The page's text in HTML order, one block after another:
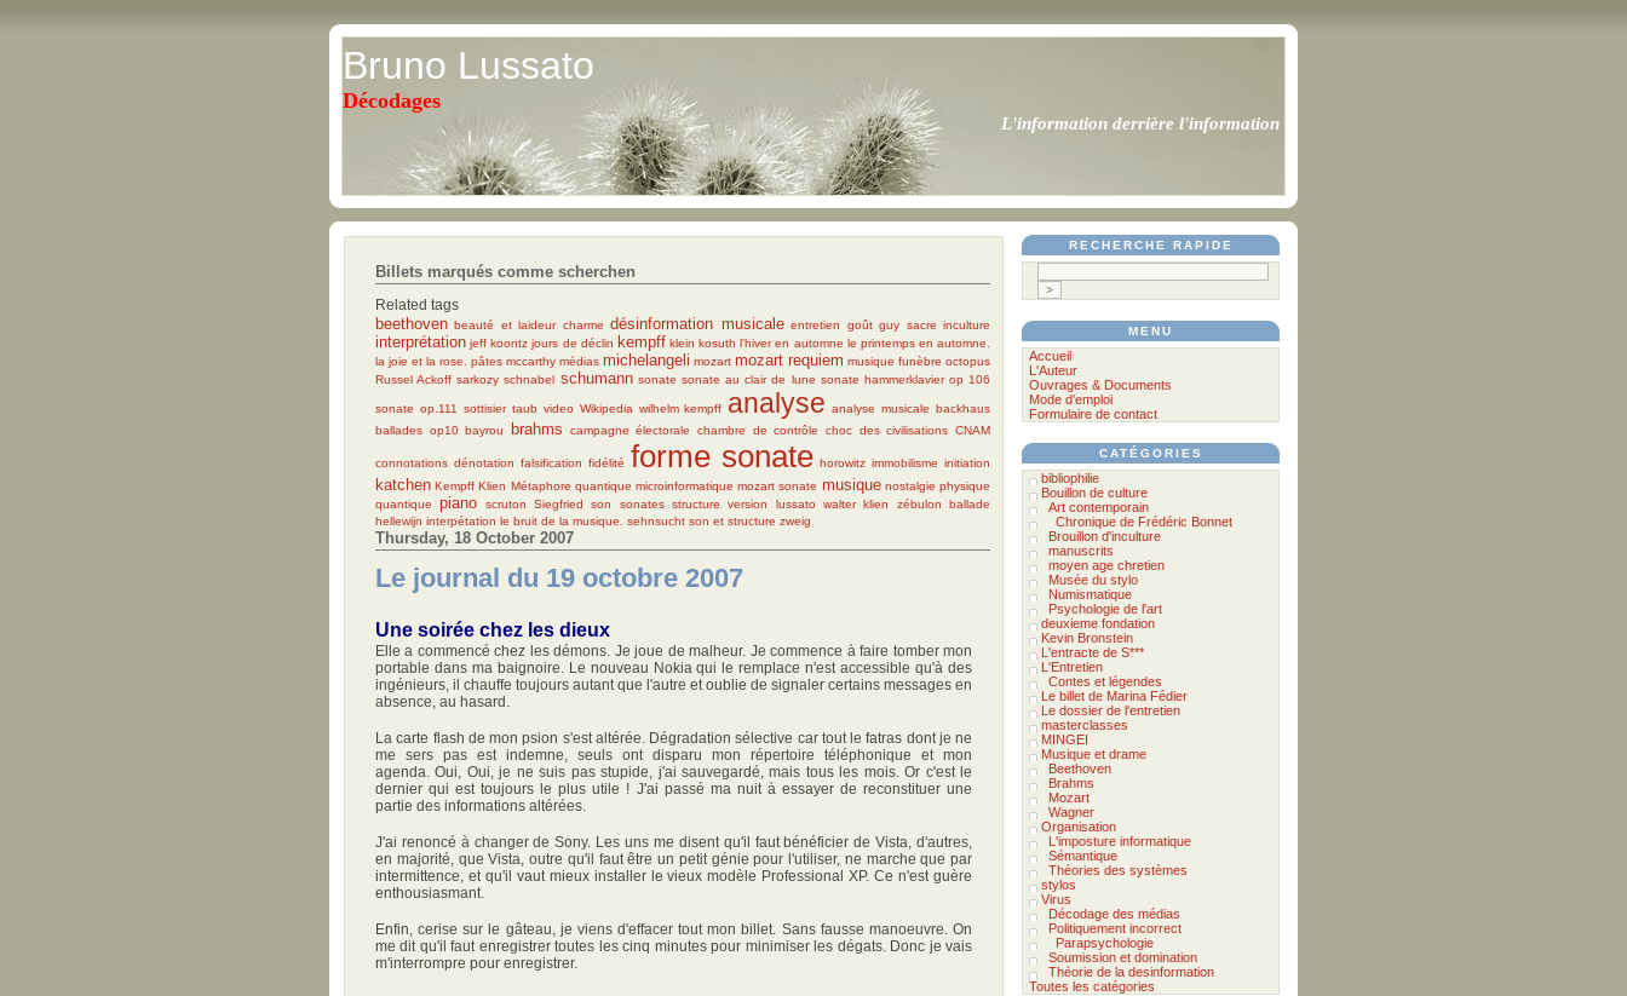
Bruno Lussato
Décodages
L'information derrière l'information
Billets marqués comme scherchen
Related tags
beethoven beauté et laideur charme désinformation musicale entretien goût guy sacre inculture
interprétation jeff koontz jours de déclin kempff klein kosuth l'hiver en automne le printemps en automne.
la joie et la rose. pâtes mccarthy médias michelangeli mozart mozart requiem musique funèbre octopus
Russel Ackoff sarkozy schnabel schumann sonate sonate au clair de lune sonate hammerklavier op 106
sonate op.111 sottisier taub video Wikipedia wilhelm kempff analyse analyse musicale backhaus
ballades op10 bayrou brahms campagne électorale chambre de contrôle choc des civilisations CNAM
connotations dénotation falsification fidélité forme sonate horowitz immobilisme initiation
katchen Kempff Klien Métaphore quantique microinformatique mozart sonate musique nostalgie physique
quantique
piano scruton Siegfried son sonates structure version lussato walter klien zébulon
ballade
hellewijn interpétation le bruit de la musique. sehnsucht son et structure zweig
Thursday, 18 October 2007
Le journal du 19 octobre 2007
Une soirée chez les dieux
Elle a commencé chez les démons. Je joue de malheur. Je commence à faire tomber mon
portable dans ma baignoire. Le nouveau Nokia qui le remplace n'est accessible qu'à des
ingénieurs, il chauffe toujours autant que l'autre et oublie de signaler certains messages en
absence, au hasard.
La carte flash de mon psion s'est altérée. Dégradation sélective car tout le fatras dont je ne
me sers pas est indemne, seuls ont disparu mon répertoire téléphonique et mon
agenda. Oui, Oui, je ne suis pas stupide, j'ai sauvegardé, mais tous les mois. Or c'est le
dernier qui est toujours le plus utile ! J'ai passé ma nuit à essayer de reconstituer une
partie des informations altérées.
J'ai renoncé à changer de Sony. Les uns me disent qu'il faut bénéficier de Vista, d'autres,
en majorité, que Vista, outre qu'il faut être un petit génie pour l'utiliser, ne marche que par
intermittence, et qu'il vaut mieux installer le vieux modèle Professional XP. Ce n'est guère
enthousiasmant.
Enfin, cerise sur le gâteau, je viens d'effacer tout mon billet. Sans fausse manoeuvre. On
me dit qu'il faut enregistrer toutes les cinq minutes pour minimiser les dégats. Donc je vais
m'interrompre pour enregistrer.
RECHERCHE RAPIDE
MENU
Accueil
L'Auteur
Ouvrages & Documents
Mode d'emploi
Formulaire de contact
CATÉGORIES
bibliophilie
Bouillon de culture
Art contemporain
Chronique de Frédéric Bonnet
Brouillon d'inculture
manuscrits
moyen age chretien
Musée du stylo
Numismatique
Psychologie de l'art
deuxieme fondation
Kevin Bronstein
L'entracte de S***
L'Entretien
Contes et légendes
Le billet de Marina Fédier
Le dossier de l'entretien
masterclasses
MINGEI
Musique et drame
Beethoven
Brahms
Mozart
Wagner
Organisation
L'imposture informatique
Sémantique
Théories des systèmes
stylos
Virus
Décodage des médias
Politiquement incorrect
Parapsychologie
Soumission et domination
Théorie de la desinformation
Toutes les catégories